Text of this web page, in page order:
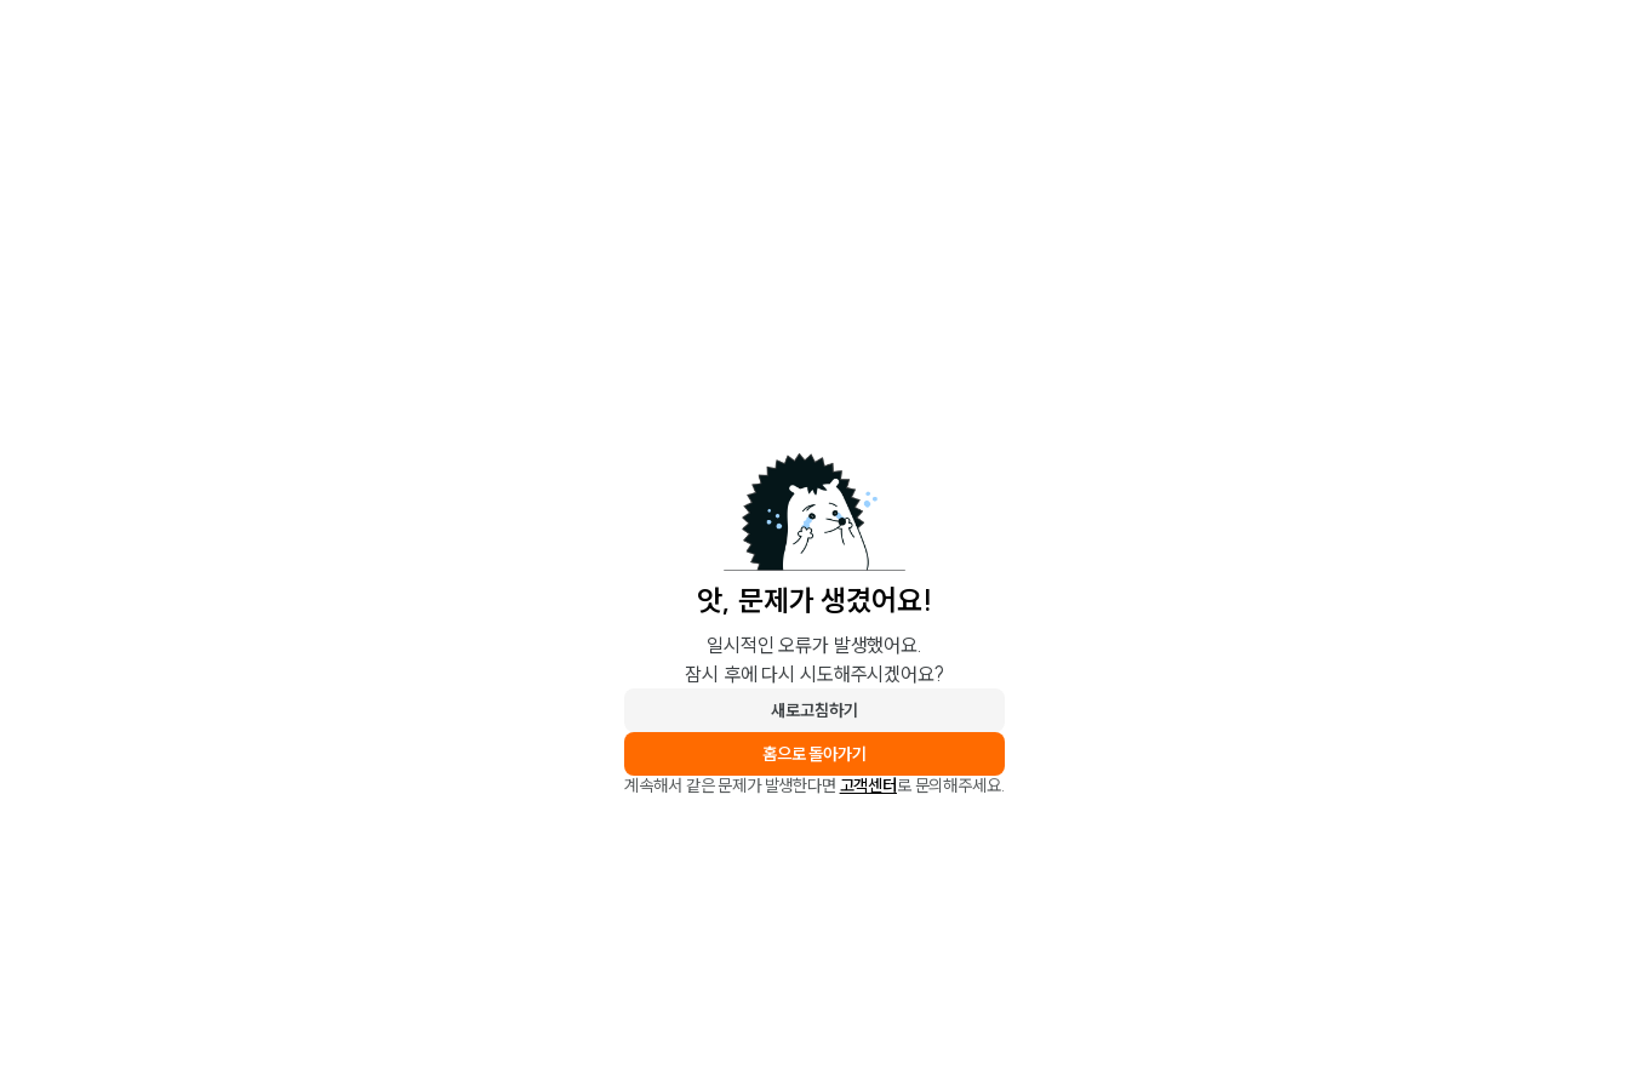
앗, 문제가 생겼어요!
일시적인 오류가 발생했어요.
잠시 후에 다시 시도해주시겠어요?
새로고침하기
홈으로 돌아가기
계속해서 같은 문제가 발생한다면 고객센터로 문의해주세요.